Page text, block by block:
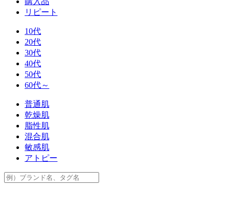
リピート
10代
20代
30代
40代
50代
60代～
普通肌
乾燥肌
脂性肌
混合肌
敏感肌
アトピー